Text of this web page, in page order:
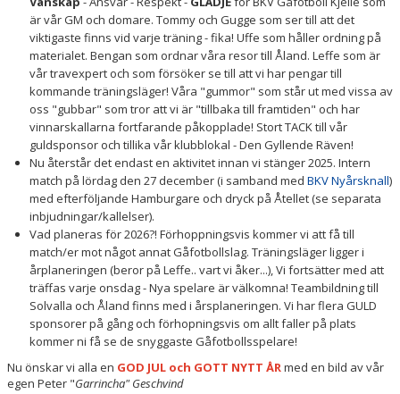
är vår GM och domare. Tommy och Gugge som ser till att det
viktigaste finns vid varje träning - fika! Uffe som håller ordning på
materialet. Bengan som ordnar våra resor till Åland. Leffe som är
vår travexpert och som försöker se till att vi har pengar till
kommande träningsläger! Våra "gummor" som står ut med vissa av
oss "gubbar" som tror att vi är "tillbaka till framtiden" och har
vinnarskallarna fortfarande påkopplade! Stort TACK till vår
guldsponsor och tillika vår klubblokal - Den Gyllende Räven!
Nu återstår det endast en aktivitet innan vi stänger 2025. Intern
match på lördag den 27 december (i samband med BKV Nyårsknall)
med efterföljande Hamburgare och dryck på Åtellet (se separata
inbjudningar/kallelser).
Vad planeras för 2026?! Förhoppningsvis kommer vi att få till
match/er mot något annat Gåfotbollslag. Träningsläger ligger i
årplaneringen (beror på Leffe.. vart vi åker...), Vi fortsätter med att
träffas varje onsdag - Nya spelare är välkomna! Teambildning till
Solvalla och Åland finns med i årsplaneringen. Vi har flera GULD
sponsorer på gång och förhopningsvis om allt faller på plats
kommer ni få se de snyggaste Gåfotbollsspelare!
Nu önskar vi alla en GOD JUL och GOTT NYTT ÅR med en bild av vår
egen Peter "Garrincha" Geschvind